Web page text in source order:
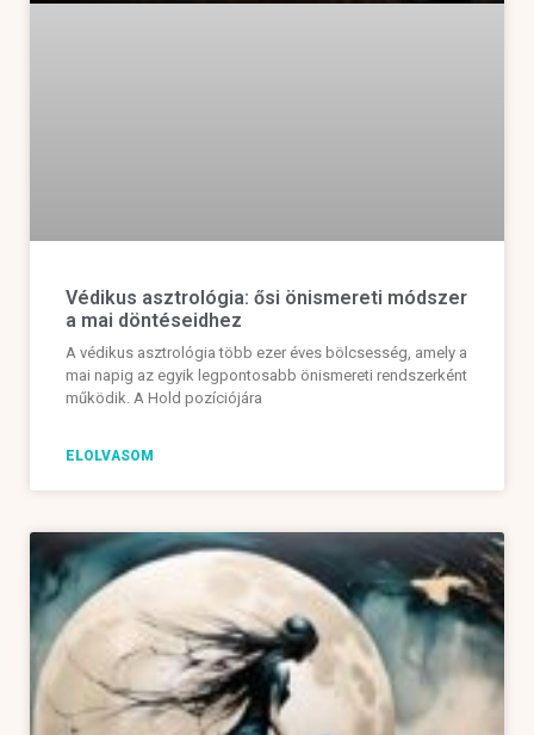
Védikus asztrológia: ősi önismereti módszer
a mai döntéseidhez
A védikus asztrológia több ezer éves bölcsesség, amely a
mai napig az egyik legpontosabb önismereti rendszerként
működik. A Hold pozíciójára
ELOLVASOM